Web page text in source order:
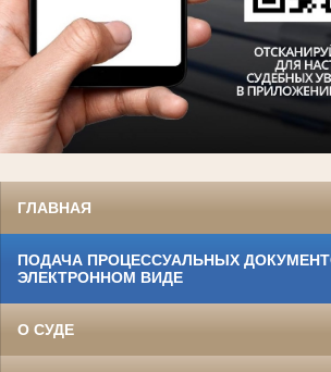
ГЛАВНАЯ
ПОДАЧА ПРОЦЕССУАЛЬНЫХ
ЭЛЕКТРОННОМ ВИДЕ
О СУДЕ